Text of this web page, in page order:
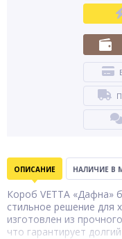
ОПИСАНИЕ НАЛИЧИЕ В
Короб VETTA «Дафна»
стильное решение для
изготовлен из
что гарантирует